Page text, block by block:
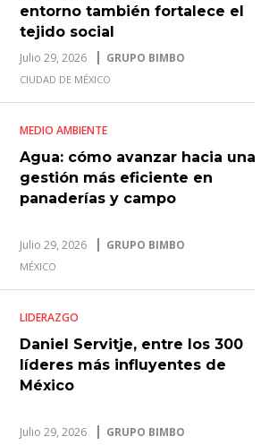
entorno también fortalece el
tejido social
Julio 29, 2026 GRUPO BIMBO
CIUDAD DE MÉXICO
MEDIO AMBIENTE
Agua: cómo avanzar hacia una
gestión más eficiente en
panaderías y campo
Julio 29, 2026 GRUPO BIMBO
MÉXICO
LIDERAZGO
Daniel Servitje, entre los 300
líderes más influyentes de
México
Julio 29, 2026 GRUPO BIMBO